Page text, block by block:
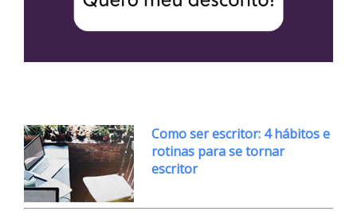
Como ser escritor: 4 hábitos e
rotinas para se tornar
escritor